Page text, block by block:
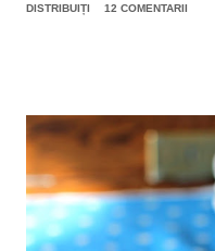
nevoie de oua
cu supa de 3 litri eu fac
medie si faina cat
faza asta dar din
diferite ar fi greu sa dai
DISTRIBUIȚI 12 COMENTARII